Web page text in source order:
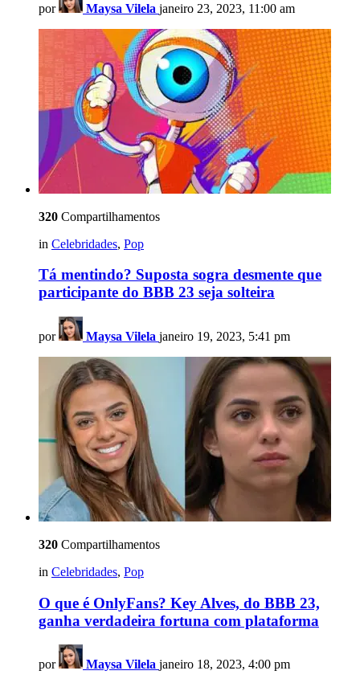
por Maysa Vilela janeiro 23, 2023, 11:00 am
320 Compartilhamentos
in Celebridades, Pop
Tá mentindo? Suposta sogra desmente que
participante do BBB 23 seja solteira
por Maysa Vilela janeiro 19, 2023, 5:41 pm
320 Compartilhamentos
in Celebridades, Pop
O que é OnlyFans? Key Alves, do BBB 23,
ganha verdadeira fortuna com plataforma
por Maysa Vilela janeiro 18, 2023, 4:00 pm